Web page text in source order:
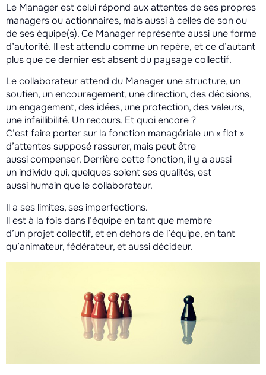
Le Manager est celui répond aux attentes de ses propres
managers ou actionnaires, mais aussi à celles de son ou
de ses équipe(s). Ce Manager représente aussi une forme
d’autorité. Il est attendu comme un repère, et ce d’autant
plus que ce dernier est absent du paysage collectif.
Le collaborateur attend du Manager une structure, un
soutien, un encouragement, une direction, des décisions,
un engagement, des idées, une protection, des valeurs,
une infaillibilité. Un recours. Et quoi encore ?
C’est faire porter sur la fonction managériale un « flot »
d’attentes supposé rassurer, mais peut être
aussi compenser. Derrière cette fonction, il y a aussi
un individu qui, quelques soient ses qualités, est
aussi humain que le collaborateur.
Il a ses limites, ses imperfections.
Il est à la fois dans l’équipe en tant que membre
d’un projet collectif, et en dehors de l’équipe, en tant
qu’animateur, fédérateur, et aussi décideur.